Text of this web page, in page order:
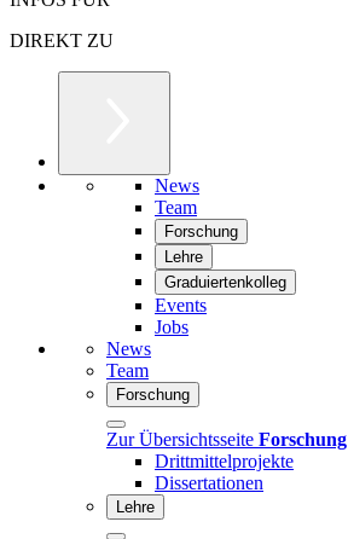
DIREKT ZU
News
Team
Forschung
Lehre
Graduiertenkolleg
Events
Jobs
News
Team
Forschung
Zur Übersichtsseite Forschung
Drittmittelprojekte
Dissertationen
Lehre